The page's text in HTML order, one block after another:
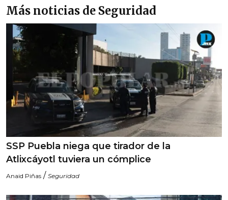
Más noticias de Seguridad
SSP Puebla niega que tirador de la
Atlixcáyotl tuviera un cómplice
Anaid Piñas / Seguridad